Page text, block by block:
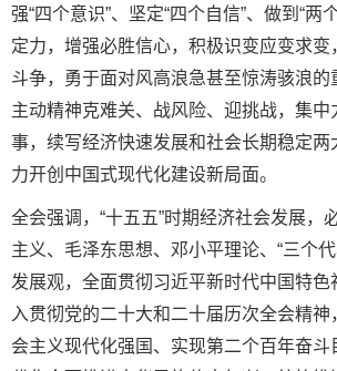
强“四个意识”、坚定“四个自信”、做到“两
定力，增强必胜信心，积极识变应变求变
斗争，勇于面对风高浪急甚至惊涛骇浪的
主动精神克难关、战风险、迎挑战，集中
事，续写经济快速发展和社会长期稳定两
力开创中国式现代化建设新局面。
全会强调，“十五五”时期经济社会发展，
主义、毛泽东思想、邓小平理论、“三个
发展观，全面贯彻习近平新时代中国特色
入贯彻党的二十大和二十届历次全会精神
会主义现代化强国、实现第二个百年奋斗